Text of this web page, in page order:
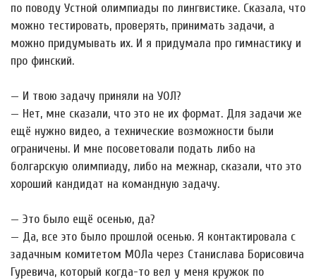
по поводу Устной олимпиады по лингвистике. Сказала, что
можно тестировать, проверять, принимать задачи, а
можно придумывать их. И я придумала про гимнастику и
про финский.
— И твою задачу приняли на УОЛ?
— Нет, мне сказали, что это не их формат. Для задачи же
ещё нужно видео, а технические возможности были
ограничены. И мне посоветовали подать либо на
болгарскую олимпиаду, либо на межнар, сказали, что это
хороший кандидат на командную задачу.
— Это было ещё осенью, да?
— Да, все это было прошлой осенью. Я контактировала с
задачным комитетом МОЛа через Станислава Борисовича
Гуревича, который когда-то вел у меня кружок по